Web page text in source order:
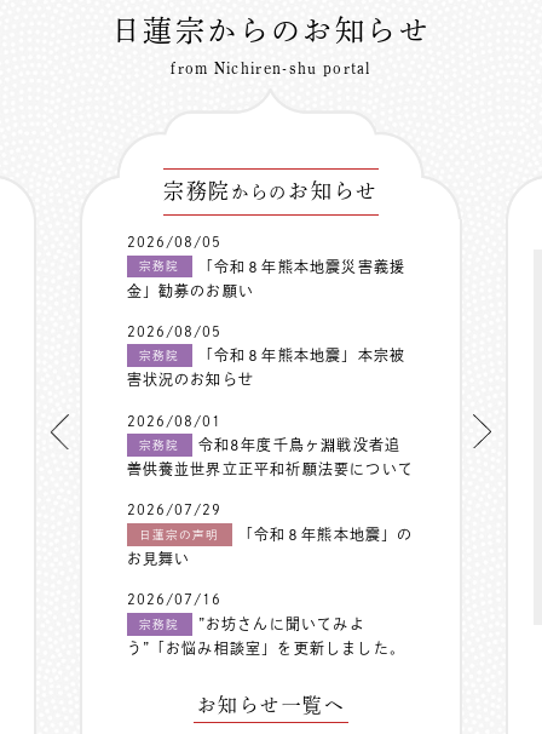
日蓮宗からのお知らせ
from Nichiren-shu portal
宗務院 からの お知らせ
2026/08/05
宗務院
「令和８年熊本地震災害義援
金」勧募のお願い
2026/08/05
宗務院
「令和８年熊本地震」本宗被
害状況のお知らせ
2026/08/01
宗務院
令和8年度千鳥ヶ淵戦没者追
善供養並世界立正平和祈願法要について
2026/07/29
日蓮宗の声明
「令和８年熊本地震」の
お見舞い
2026/07/16
宗務院
”お坊さんに聞いてみよ
う”「お悩み相談室」を更新しました。
お知らせ一覧へ